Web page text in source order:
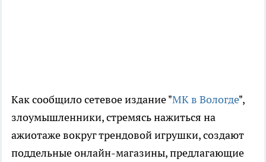
Как сообщило сетевое издание "МК в Вологде",
злоумышленники, стремясь нажиться на
ажиотаже вокруг трендовой игрушки, создают
поддельные онлайн-магазины, предлагающие